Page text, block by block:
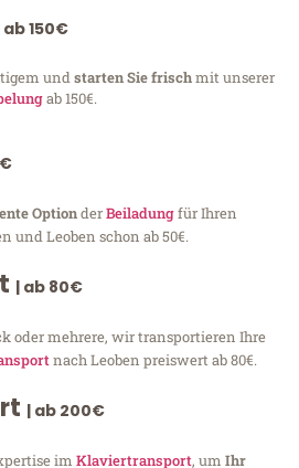
ab 150€
undstarten Sie frischmit unserer
ab 150€.
OptionderBeiladungfür Ihren
und Leoben schon ab 50€.
| ab 80€
oder mehrere, wir transportieren Ihre
nach Leoben preiswert ab 80€.
| ab 200€
im Klaviertransport, um Ihr